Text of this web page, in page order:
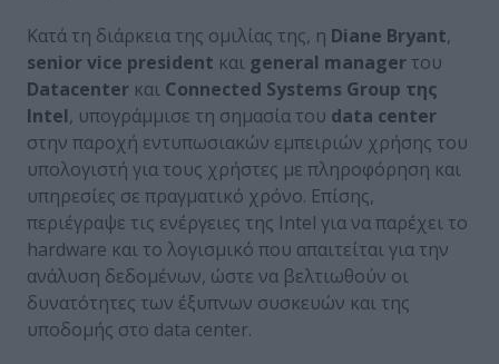
Κατά τη διάρκεια της ομιλίας της, η Diane Bryant,
senior vice president και general manager του
Datacenter και Connected Systems Group της
Intel, υπογράμμισε τη σημασία του data center
στην παροχή εντυπωσιακών εμπειριών χρήσης του
υπολογιστή για τους χρήστες με πληροφόρηση και
υπηρεσίες σε πραγματικό χρόνο. Επίσης,
περιέγραψε τις ενέργειες της Intel για να παρέχει το
hardware και το λογισμικό που απαιτείται για την
ανάλυση δεδομένων, ώστε να βελτιωθούν οι
δυνατότητες των έξυπνων συσκευών και της
υποδομής στο data center.